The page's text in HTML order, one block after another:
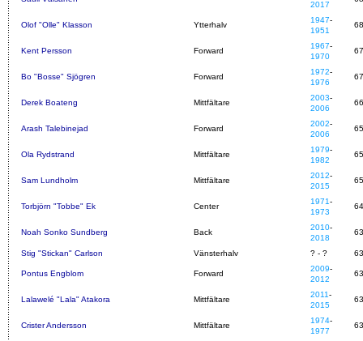
2017
Olof "Olle" Klasson Ytterhalv
1947-
1951
68
Kent Persson Forward
1967-
1970
67
Bo "Bosse" Sjögren Forward
1972-
1976
67
Derek Boateng Mittfältare
2003-
2006
66
Arash Talebinejad Forward
2002-
2006
65
Ola Rydstrand Mittfältare
1979-
1982
65
Sam Lundholm Mittfältare
2012-
2015
65
Torbjörn "Tobbe" Ek Center
1971-
1973
64
Noah Sonko Sundberg Back
2010-
2018
63
Stig "Stickan" Carlson Vänsterhalv ? - ? 63
Pontus Engblom Forward
2009-
2012
63
Lalawelé "Lala" Atakora Mittfältare
2011-
2015
63
Crister Andersson Mittfältare
1974-
1977
63